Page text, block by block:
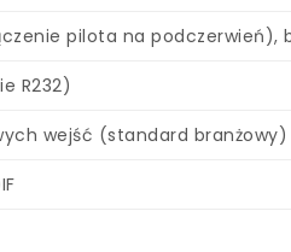
pilota na podczerwień),
R232)
wejść (standard branżowy)